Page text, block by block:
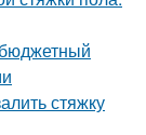
стяжку